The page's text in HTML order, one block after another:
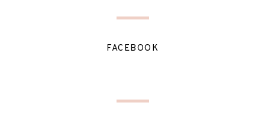
FACEBOOK